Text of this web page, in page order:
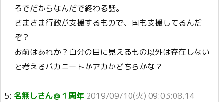
ろでだからなんだで終わる話。
さまさま行政が支援するもので、国も支援してるんだ
ぞ？
お前はあれか？自分の目に見えるもの以外は存在しない
と考えるバカニートかアカかどちらかな？
5: 名無しさん＠１周年 2019/09/10(火) 09:03:08.14